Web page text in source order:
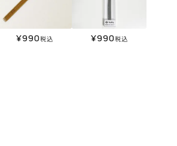
¥990税込 ¥990税込